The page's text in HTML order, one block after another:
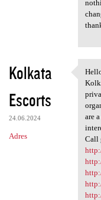
Kolkata
Escorts
24.06.2024
Adres
are
Call